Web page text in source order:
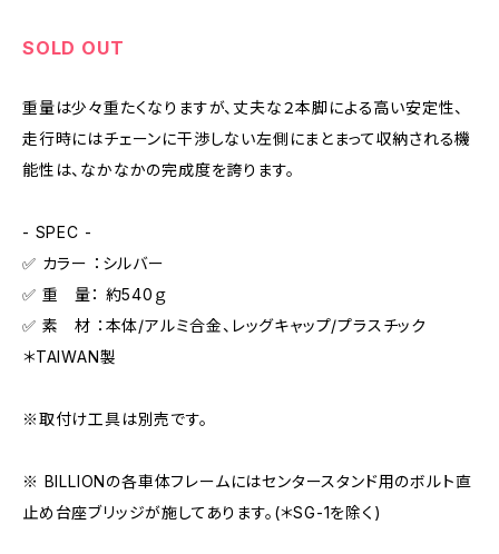
SOLD OUT
重量は少々重たくなりますが、丈夫な２本脚による高い安定性、
走行時にはチェーンに干渉しない左側にまとまって収納される機
能性は、なかなかの完成度を誇ります。
- SPEC -
✅ カラー ：シルバー
✅ 重 量： 約540ｇ
✅ 素 材 ：本体/アルミ合金、レッグキャップ/プラスチック
＊TAIWAN製
※取付け工具は別売です。
※ BILLIONの各車体フレームにはセンタースタンド用のボルト直
止め台座ブリッジが施してあります。(＊SG-1を除く)